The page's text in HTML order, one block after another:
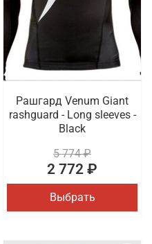
Рашгард Venum Giant
rashguard - Long sleeves -
Black
5 774 ₽
2 772 ₽
Выбрать